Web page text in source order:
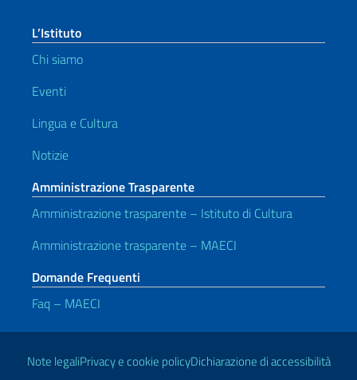
L’Istituto
Chi siamo
Eventi
Lingua e Cultura
Notizie
Amministrazione Trasparente
Amministrazione trasparente – Istituto di Cultura
Amministrazione trasparente – MAECI
Domande Frequenti
Faq – MAECI
Link Utili
Note legaliPrivacy e cookie policyDichiarazione di accessibilità